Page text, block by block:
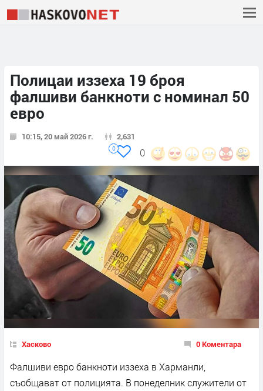
Полицаи иззеха 19 броя
фалшиви банкноти с номинал 50
евро
10:15, 20 май 2026 г. 2,631
0
0
Хасково 0 Коментара
Фалшиви евро банкноти иззеха в Харманли,
съобщават от полицията. В понеделник служители от